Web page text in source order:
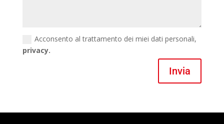
Acconsento al trattamento dei miei dati personali,
privacy.
Invia